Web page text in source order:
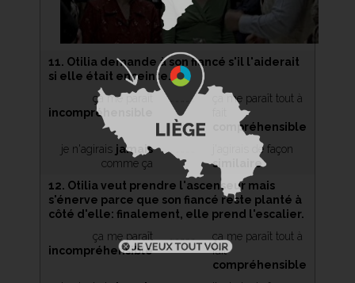
11. Otilia demande à son fiancé s'il l'aiderait
si elle était enceinte.
ça me paraît
incompréhensible
ça me paraît tout à
compréhensible
je n'agirais jamais
comme ça
j'agirais de façon
similaire
12. Otilia veut prendre l'ascenseur mais
s'énerve parce que son fiancé reste planté à
côté d'elle: finalement, elle prend l'escalier.
ça me paraît
incompréhensible
ça me paraît tout à
fait
compréhensible